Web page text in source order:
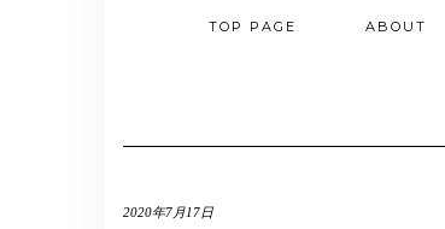
TOP PAGE ABOUT
2020年7月17日